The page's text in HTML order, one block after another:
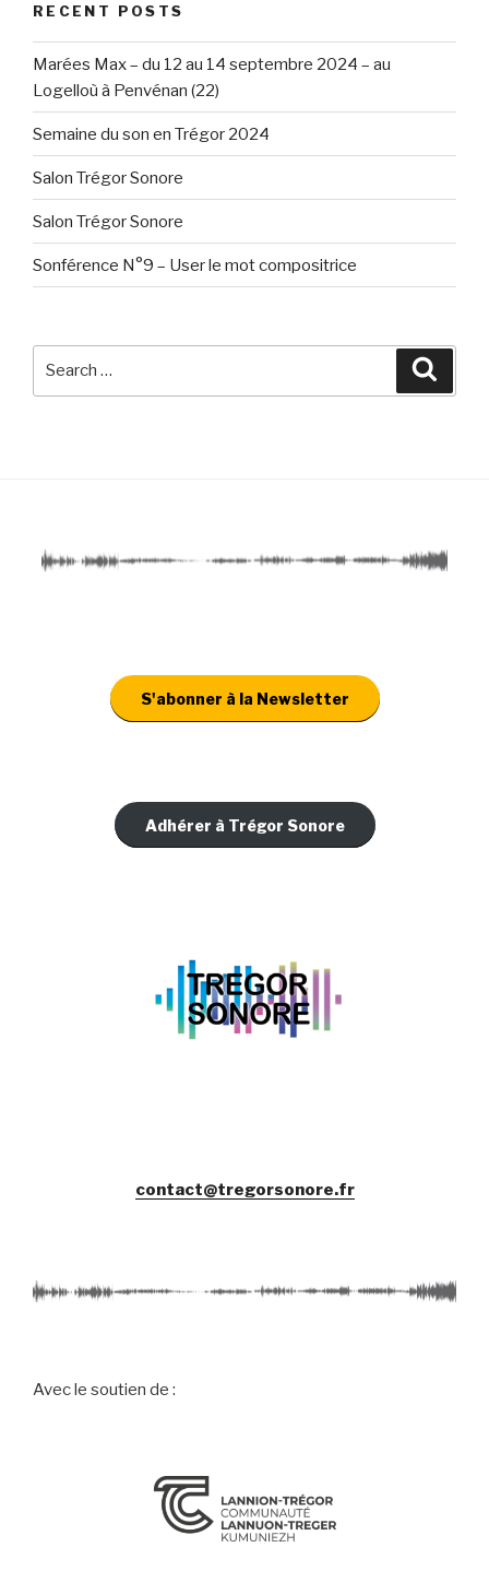
RECENT POSTS
Marées Max – du 12 au 14 septembre 2024 – au
Logelloù à Penvénan (22)
Semaine du son en Trégor 2024
Salon Trégor Sonore
Salon Trégor Sonore
Sonférence N°9 – User le mot compositrice
S'abonner à la Newsletter
Adhérer à Trégor Sonore
contact@tregorsonore.fr
Avec le soutien de :